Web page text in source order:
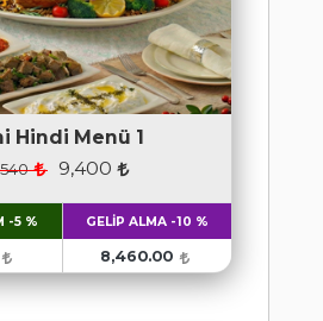
Hindi Menü 1
9,400
-5 % GELİP ALMA -10 %
8,460.00